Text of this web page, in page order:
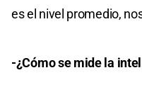
es el nivel promedio,
-¿Cómo se mide la